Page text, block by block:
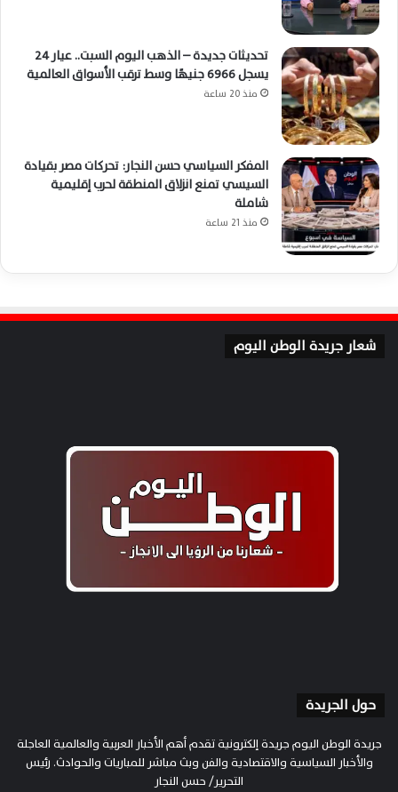
تحديثات جديدة – الذهب اليوم السبت.. عيار 24
يسجل 6966 جنيهًا وسط ترقب الأسواق العالمية
منذ 20 ساعة
المفكر السياسي حسن النجار: تحركات مصر بقيادة
السيسي تمنع انزلاق المنطقة لحرب إقليمية
شاملة
منذ 21 ساعة
شعار جريدة الوطن اليوم
حول الجريدة
جريدة الوطن اليوم جريدة إلكترونية تقدم أهم الأخبار العربية والعالمية العاجلة
والأخبار السياسية والاقتصادية والفن وبث مباشر للمباريات والحوادث. رئيس
التحرير/ حسن النجار